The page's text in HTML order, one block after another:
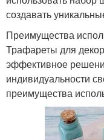
создавать
Преимущества
Трафареты для
эффективное
индивидуальности
преимущества